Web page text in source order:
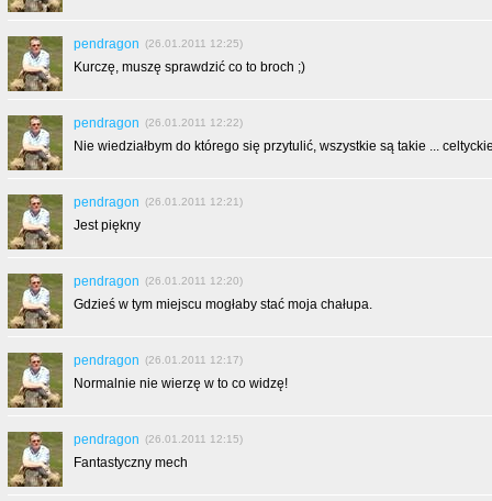
pendragon (26.01.2011 12:25)
Kurczę, muszę sprawdzić co to broch ;)
pendragon (26.01.2011 12:22)
Nie wiedziałbym do którego się przytulić, wszystkie są takie ...
pendragon (26.01.2011 12:21)
Jest piękny
pendragon (26.01.2011 12:20)
Gdzieś w tym miejscu mogłaby stać moja chałupa.
pendragon (26.01.2011 12:17)
Normalnie nie wierzę w to co widzę!
pendragon (26.01.2011 12:15)
Fantastyczny mech